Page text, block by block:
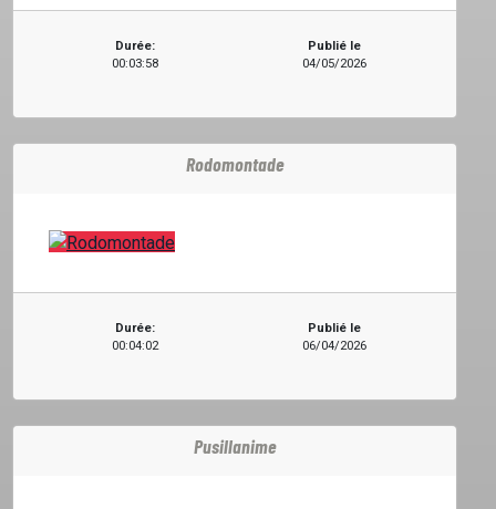
PROJETS
PUBLICITÉ
Durée:
00:03:58
Publié le
04/05/2026
Rodomontade
Durée:
00:04:02
Publié le
06/04/2026
Pusillanime